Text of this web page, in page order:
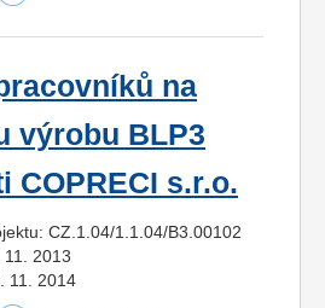
na
výrobu BLP3
COPRECI s.r.o.
CZ.1.04/1.1.04/B3.00102
2013
11. 2014